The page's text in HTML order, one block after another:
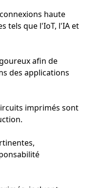
haute
tels que l'IoT, l'IA et
afin de
des applications
imprimés sont